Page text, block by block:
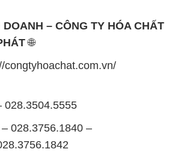
DOANH – CÔNG TY HÓA CHẤT
🌐
congtyhoachat.com.vn/
028.3504.5555
028.3756.1840 –